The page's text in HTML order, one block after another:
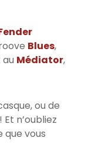
Blues,
au Médiator,
ou de
n’oubliez
vous